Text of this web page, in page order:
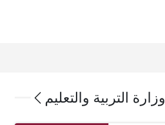
وزارة التربية والتعليم